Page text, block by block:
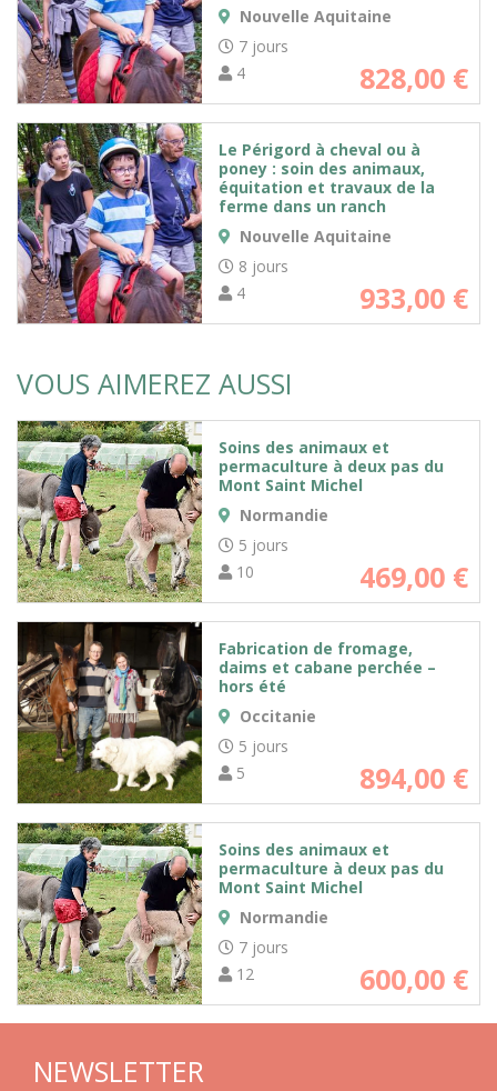
Nouvelle Aquitaine
7 jours
4
828,00 €
Le Périgord à cheval ou à
poney : soin des animaux,
équitation et travaux de la
ferme dans un ranch
Nouvelle Aquitaine
8 jours
4
933,00 €
VOUS AIMEREZ AUSSI
Soins des animaux et
permaculture à deux pas du
Mont Saint Michel
Normandie
5 jours
10
469,00 €
Fabrication de fromage,
daims et cabane perchée –
hors été
Occitanie
5 jours
5
894,00 €
Soins des animaux et
permaculture à deux pas du
Mont Saint Michel
Normandie
7 jours
12
600,00 €
NEWSLETTER